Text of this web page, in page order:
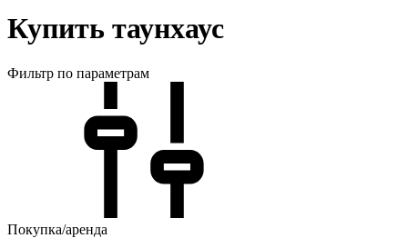
Купить таунхаус
Фильтр по параметрам
Покупка/аренда